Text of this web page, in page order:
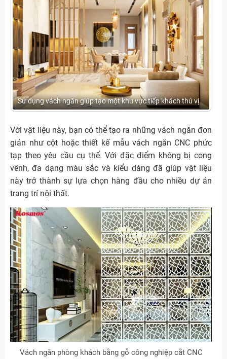
Sử dụng vách ngăn giúp tạo một khu vực tiếp khách thú vị
Với vật liệu này, bạn có thể tạo ra những vách ngăn đơn
giản như cột hoặc thiết kế mẫu vách ngăn CNC phức
tạp theo yêu cầu cụ thể. Với đặc điểm không bị cong
vênh, đa dạng màu sắc và kiểu dáng đã giúp vật liệu
này trở thành sự lựa chọn hàng đầu cho nhiều dự án
trang trí nội thất.
Vách ngăn phòng khách bằng gỗ công nghiệp cắt CNC